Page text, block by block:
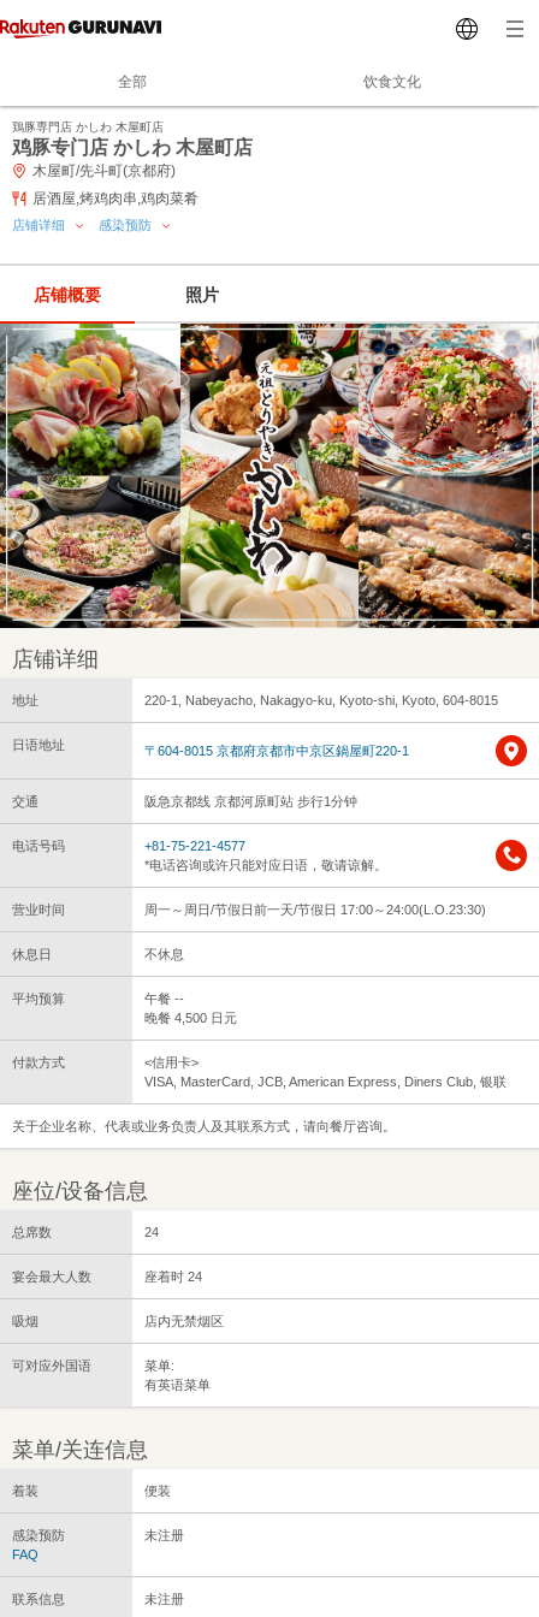
全部 饮食文化
鶏豚専門店 かしわ 木屋町店
鸡豚专门店 かしわ 木屋町店
木屋町/先斗町(京都府)
居酒屋,烤鸡肉串,鸡肉菜肴
店铺详细 感染预防
店铺概要 照片
店铺详细
地址 220-1, Nabeyacho, Nakagyo-ku, Kyoto-shi, Kyoto, 604-8015
日语地址 〒604-8015 京都府京都市中京区鍋屋町220-1
交通 阪急京都线 京都河原町站 步行1分钟
电话号码
+81-75-221-4577
*电话咨询或许只能对应日语，敬请谅解。
营业时间 周一～周日/节假日前一天/节假日 17:00～24:00(L.O.23:30)
休息日 不休息
平均预算
午餐 --
晚餐 4,500 日元
付款方式
<信用卡>
VISA, MasterCard, JCB, American Express, Diners Club, 银联
关于企业名称、代表或业务负责人及其联系方式，请向餐厅咨询。
座位/设备信息
总席数 24
宴会最大人数 座着时 24
吸烟 店内无禁烟区
可对应外国语
菜单:
有英语菜单
菜单/关连信息
着装 便装
感染预防
FAQ
未注册
联系信息 未注册